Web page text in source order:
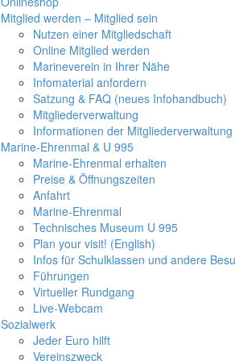
Mitglied werden – Mitglied sein
Nutzen einer Mitgliedschaft
Online Mitglied werden
Marineverein in Ihrer Nähe
Infomaterial anfordern
Satzung & FAQ (neues Infohandbuch)
Mitgliederverwaltung
Informationen der Mitgliederverwaltung
Marine-Ehrenmal & U 995
Marine-Ehrenmal erhalten
Preise & Öffnungszeiten
Anfahrt
Marine-Ehrenmal
Technisches Museum U 995
Plan your visit! (English)
Infos für Schulklassen und andere
Führungen
Virtueller Rundgang
Live-Webcam
Sozialwerk
Jeder Euro hilft
Vereinszweck